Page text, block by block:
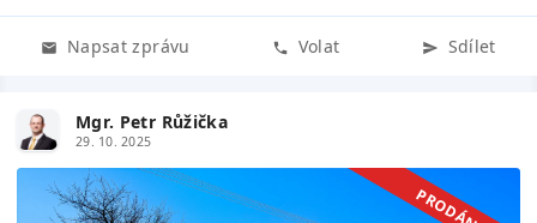
Napsat zprávu Volat Sdílet
Mgr. Petr Růžička
29. 10. 2025